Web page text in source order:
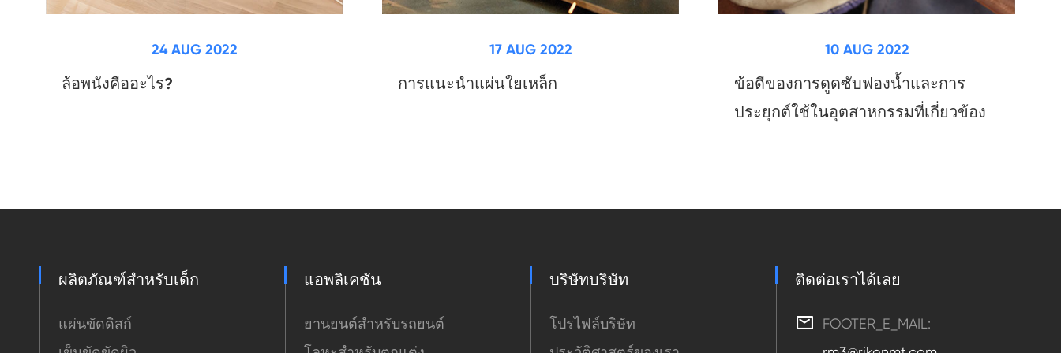
24 AUG 2022
ล้อพนังคืออะไร?
17 AUG 2022
การแนะนำแผ่นใยเหล็ก
10 AUG 2022
ข้อดีของการดูดซับฟองน้ำและการ
ประยุกต์ใช้ในอุตสาหกรรมที่เกี่ยวข้อง
ผลิตภัณฑ์สำหรับเด็ก
แผ่นขัดดิสก์
แอพลิเคชัน
ยานยนต์สำหรับรถยนต์
บริษัทบริษัท
โปรไฟล์บริษัท
ติดต่อเราได้เลย

FOOTER_E_MAIL: